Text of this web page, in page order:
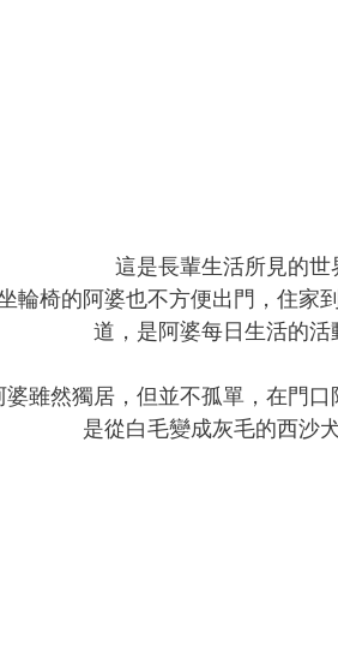
這是長輩生活所見的世
輪椅的阿婆也不方便出門，住家
道，是阿婆每日生活的活
婆雖然獨居，但並不孤單，在門口
是從白毛變成灰毛的西沙犬